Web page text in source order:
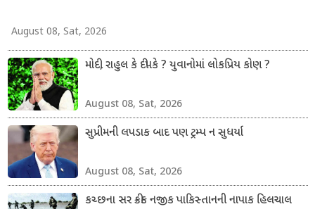
August 08, Sat, 2026
મોદી, રાહુલ કે દીપકે ? યુવાનોમાં લોકપ્રિય કોણ ?
August 08, Sat, 2026
સુપ્રીમની લપડાક બાદ પણ ટ્રમ્પ ન સુધર્યા
August 08, Sat, 2026
કચ્છના સર ક્રીક નજીક પાકિસ્તાનની નાપાક હિલચાલ